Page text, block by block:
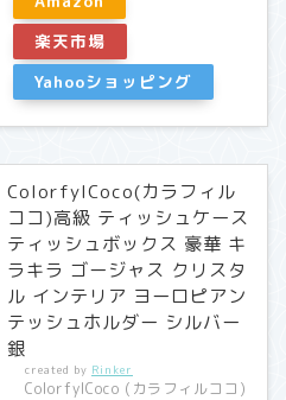
楽天市場
Yahooショッピング
ColorfylCoco(カラフィル
ココ)高級 ティッシュケース
ティッシュボックス 豪華 キ
ラキラ ゴージャス クリスタ
ル インテリア ヨーロピアン
テッシュホルダー シルバー
銀
created by Rinker
ColorfylCoco (カラフィルココ)